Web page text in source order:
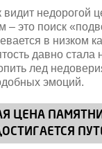
видит недорогой
– это поиск
в низком
давно
лед
эмоций.
ЦЕНА